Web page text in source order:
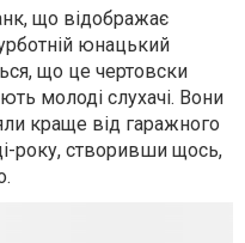
що відображає
юнацький
що це чертовски
молоді слухачі. Вони
краще від гаражного
року, створивши щось,